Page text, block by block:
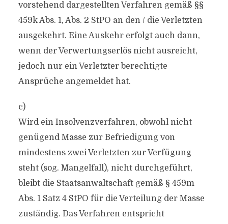
vorstehend dargestellten Verfahren gemäß §§
459k Abs. 1, Abs. 2 StPO an den / die Verletzten
ausgekehrt. Eine Auskehr erfolgt auch dann,
wenn der Verwertungserlös nicht ausreicht,
jedoch nur ein Verletzter berechtigte
Ansprüche angemeldet hat.
c)
Wird ein Insolvenzverfahren, obwohl nicht
genügend Masse zur Befriedigung von
mindestens zwei Verletzten zur Verfügung
steht (sog. Mangelfall), nicht durchgeführt,
bleibt die Staatsanwaltschaft gemäß § 459m
Abs. 1 Satz 4 StPO für die Verteilung der Masse
zuständig. Das Verfahren entspricht